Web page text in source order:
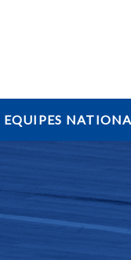
EQUIPES